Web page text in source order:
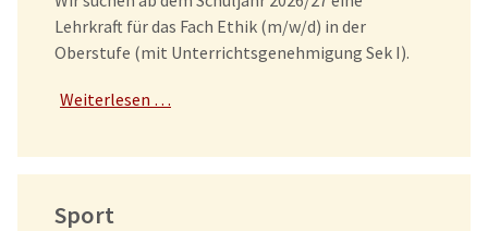
Lehrkraft für das Fach Ethik (m/w/d) in der
Oberstufe (mit Unterrichtsgenehmigung Sek I).
Weiterlesen …
Sport